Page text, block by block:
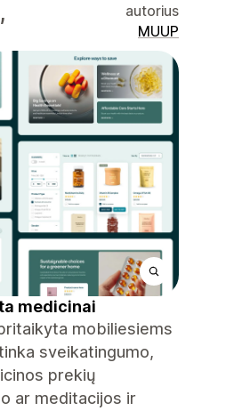
autorius
MUUP
medicinai
mobiliesiems
sveikatingumo,
prekių
ar meditacijos ir